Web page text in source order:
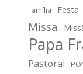
Família Festa
Missa
Papa
Pastoral